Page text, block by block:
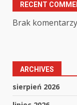
RECENT
Brak
ARCHIVES
sierpień 2026